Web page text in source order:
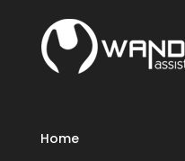
Home